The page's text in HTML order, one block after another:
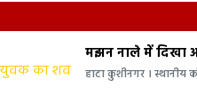
मझन नाले में दिखा
हाटा कुशीनगर । स्थानीय